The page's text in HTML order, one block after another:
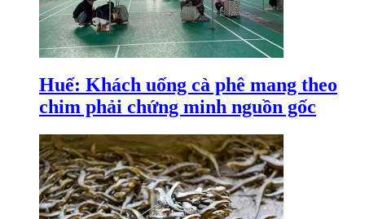
Huế: Khách uống cà phê mang theo
chim phải chứng minh nguồn gốc